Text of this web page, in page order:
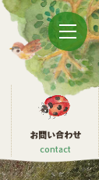
お問い合わせ
contact